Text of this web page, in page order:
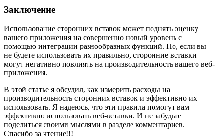
Заключение
Использование сторонних вставок может поднять оценку
вашего приложения на совершенно новый уровень с
помощью интеграции разнообразных функций. Но, если вы
не будете использовать их правильно, сторонние вставки
могут негативно повлиять на производительность вашего веб-
приложения.
В этой статье я обсудил, как измерить расходы на
производительность сторонних вставок и эффективно их
использовать. Я надеюсь, что эти правила помогут вам
эффективно использовать веб-вставки. И не забудьте
поделиться своими мыслями в разделе комментариев.
Спасибо за чтение!!!